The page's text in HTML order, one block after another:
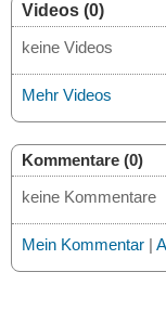
Videos (0)
keine Videos
Mehr Videos
Kommentare (0)
keine Kommentare
Mein Kommentar |